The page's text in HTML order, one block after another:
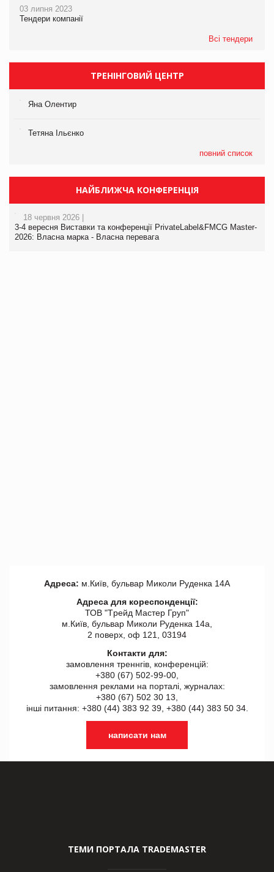
03 липня 2023
Тендери компанії
Всі тендери
ТРЕНІНГОВИЙ ЦЕНТР
Яна Олентир
Тетяна Ільєнко
повний список
НАЙБЛИЖЧА КОНФЕРЕНЦІЯ
18 червня 2026 |
3-4 вересня Виставки та конференції PrivateLabel&FMCG Master-
2026: Власна марка - Власна перевага
Адреса: м.Київ, бульвар Миколи Руденка 14А
Адреса для кореспонденції:
ТОВ "Tрейд Мастер Груп"
м.Київ, бульвар Миколи Руденка 14а,
2 поверх, оф 121, 03194
Контакти для:
замовлення треннгів, конференцій:
+380 (67) 502-99-00,
замовлення реклами на порталі, журналах:
+380 (67) 502 30 13,
інші питання: +380 (44) 383 92 39, +380 (44) 383 50 34.
написати нам
ТЕМИ ПОРТАЛА TRADEMASTER